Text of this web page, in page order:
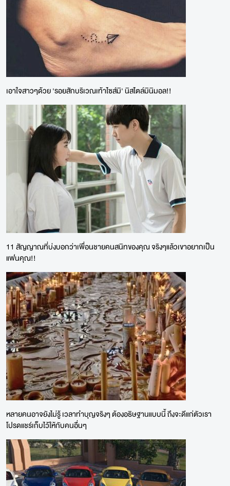
เอาใจสาวๆด้วย 'รอยสักบริเวณเท้าไซส์มิ' นิสไตล์มินิมอล!!
11 สัญญาณที่บ่งบอกว่าเพื่อนชายคนสนิทของคุณ จริงๆแล้วเขาอยากเป็น
แฟนคุณ!!
หลายคนอาจยังไม่รู้ เวลาทำบุญจริงๆ ต้องอธิษฐานแบบนี้ ถึงจะดีแก่ตัวเรา
โปรดแชร์เก็บไว้ให้กับคนอื่นๆ